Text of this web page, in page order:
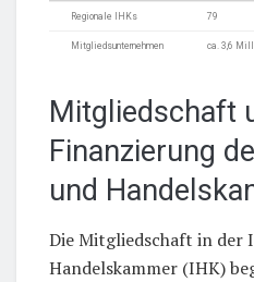
Regionale IHKs 79
Mitgliedsunternehmen ca. 3,6
Mitgliedschaft
Finanzierung
und
Die Mitgliedschaft in der
Handelskammer (IHK)